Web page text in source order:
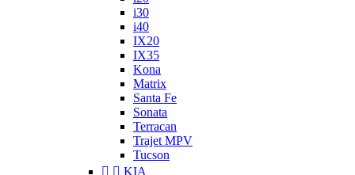
i30
i40
IX20
IX35
Kona
Matrix
Santa Fe
Sonata
Terracan
Trajet MPV
Tucson
  KIA